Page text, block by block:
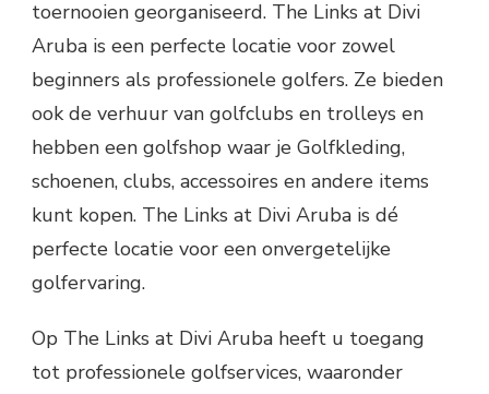
toernooien georganiseerd. The Links at Divi
Aruba is een perfecte locatie voor zowel
beginners als professionele golfers. Ze bieden
ook de verhuur van golfclubs en trolleys en
hebben een golfshop waar je Golfkleding,
schoenen, clubs, accessoires en andere items
kunt kopen. The Links at Divi Aruba is dé
perfecte locatie voor een onvergetelijke
golfervaring.
Op The Links at Divi Aruba heeft u toegang
tot professionele golfservices, waaronder